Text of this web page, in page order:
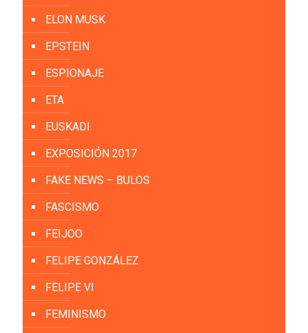
ELON MUSK
EPSTEIN
ESPIONAJE
ETA
EUSKADI
EXPOSICIÓN 2017
FAKE NEWS – BULOS
FASCISMO
FEIJOO
FELIPE GONZÁLEZ
FELIPE VI
FEMINISMO